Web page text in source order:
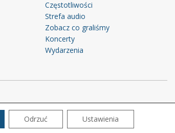
Częstotliwości
Strefa audio
Zobacz co graliśmy
Koncerty
Wydarzenia
Odrzuć Ustawienia